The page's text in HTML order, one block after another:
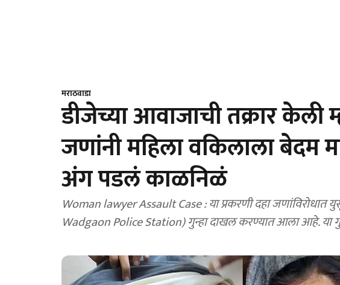
मराठवाडा
डीजेच्या आवाजाची तक्रार
जणांनी महिला वकिलाला बेदम
अंग पडलं काळनिळं
Woman lawyer Assault Case : या प्रकरणी दहा जणांविरोधात
Wadgaon Police Station) गुन्हा दाखल करण्यात आला आहे. या